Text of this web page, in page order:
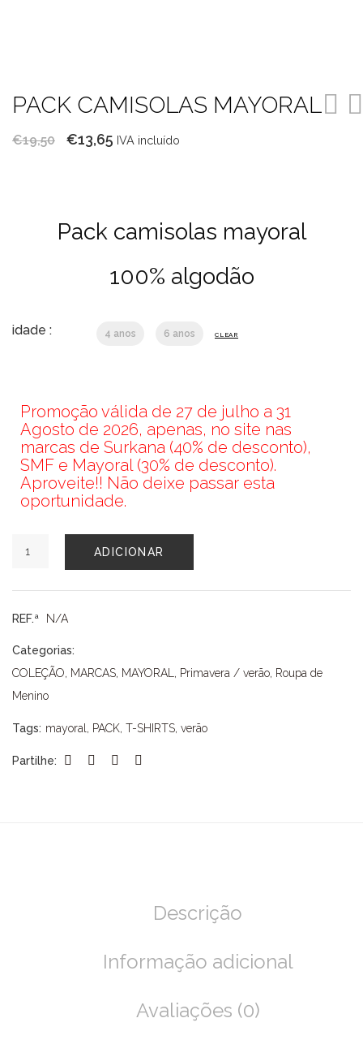
PACK CAMISOLAS MAYORAL
€19,50
O
€19,50.
€13,65 O
€13,65.
IVA incluído
Pack camisolas mayoral
100% algodão
idade : 4 anos 6 anos CLEAR
Promoção válida de 27 de julho a 31
Agosto de 2026, apenas, no site nas
marcas de Surkana (40% de desconto),
SMF e Mayoral (30% de desconto).
Aproveite!! Não deixe passar esta
oportunidade.
de
CAMISOLAS
MAYORAL
ADICIONAR
REF.ª N/A
Categorias:
COLEÇÃO, MARCAS, MAYORAL, Primavera / verão, Roupa de
Menino
Tags: mayoral , PACK, T-SHIRTS, verão
Partilhe:
Descrição
Informação adicional
Avaliações (0)